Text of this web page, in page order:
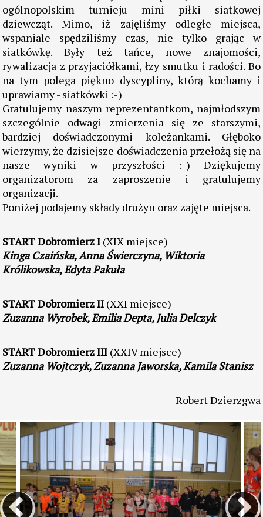
17.02.2018
I Ogólnopolski Turniej Mini Siatkówki Dziewcząt
Kluczewsko Mini Volley Cup 2018
W dniu dzisiejszym wzięliśmy udział w
ogólnopolskim turnieju mini piłki siatkowej
dziewcząt. Mimo, iż zajęliśmy odległe miejsca,
wspaniale spędziliśmy czas, nie tylko grając w
siatkówkę. Były też tańce, nowe znajomości,
rywalizacja z przyjaciółkami, łzy smutku i radości. Bo
na tym polega piękno dyscypliny, którą kochamy i
uprawiamy - siatkówki :-)
Gratulujemy naszym reprezentantkom, najmłodszym
szczególnie odwagi zmierzenia się ze starszymi,
bardziej doświadczonymi koleżankami. Głęboko
nasze wyniki w przyszłości :-) Dziękujemy
organizatorom za zaproszenie i gratulujemy
organizacji.
START Dobromierz I(XIX miejsce)
Królikowska, Edyta Pakuła
Zuzanna Wyrobek, Emilia Depta, Julia Delczyk
START Dobromierz III
(XXIV miejsce)
Zuzanna Wojtczyk, Zuzanna Jaworska, Kamila Stanisz
Robert Dzierzgwa